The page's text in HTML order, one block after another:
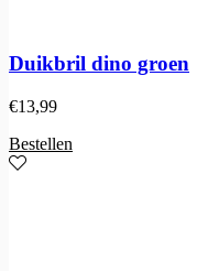
Duikbril dino groen
€13,99
Bestellen